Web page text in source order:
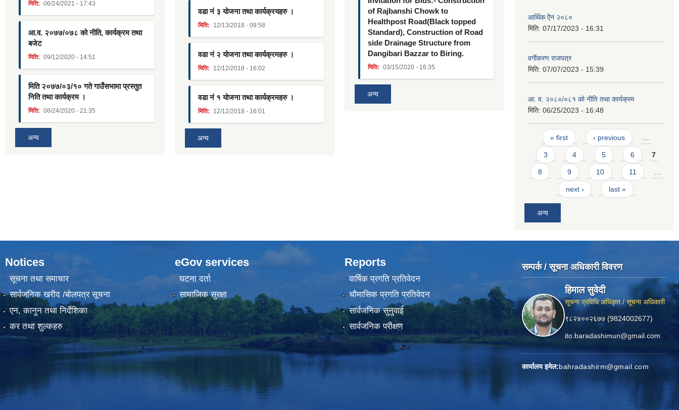
मिति: 06/24/2021 - 17:43
आ.व. २०७७/०७८ को नीति, कार्यक्रम तथा
बजेट
मिति: 09/12/2020 - 14:51
मिति २०७७/०३/१० गते गाउँसभामा प्रस्तुत
निति तथा कार्यक्रम ।
मिति: 06/24/2020 - 21:35
अन्य
वडा नं ३ योजना तथा कार्यक्रयहरु ।
मिति: 12/13/2018 - 09:58
वडा नं २ योजना तथा कार्यक्रमहरु ।
मिति: 12/12/2018 - 16:02
वडा नं १ योजना तथा कार्यक्रमहरु ।
मिति: 12/12/2018 - 16:01
अन्य
of Rajbanshi Chowk to
Healthpost Road(Black topped
Standard), Construction of Road
side Drainage Structure from
Dangibari Bazzar to Biring.
मिति: 03/15/2020 - 16:35
अन्य
आर्थिक ऐेन २०८०
मिति: 07/17/2023 - 16:31
वर्गीकरण राजपत्र
मिति: 07/07/2023 - 15:39
आ. व. २०८०/०८१ को नीति तथा कार्यक्रम
मिति: 06/25/2023 - 16:48
Pages
« first ‹ previous
3 4 5 6 7
8 9 10 11
next › last »
अन्य
Notices
सूचना तथा समाचार
सार्वजनिक खरीद /बोलपत्र सूचना
एन, कानुन तथा निर्देशिका
कर तथा शुल्कहरु
eGov services
घटना दर्ता
सामाजिक सुरक्षा
Reports
वार्षिक प्रगति प्रतिवेदन
चौमासिक प्रगति प्रतिवेदन
सार्वजनिक सुनुवाई
सार्वजनिक परीक्षण
सम्पर्क / सूचना अधिकारी विवरण
हिमाल सुवेदी
सूचना प्रविधि अधिकृत / सूचना अधिकारी
९८२४००२६७७ (9824002677)
ito.baradashimun@gmail.com
कार्यालय इमेल:bahradashirm@gmail.com